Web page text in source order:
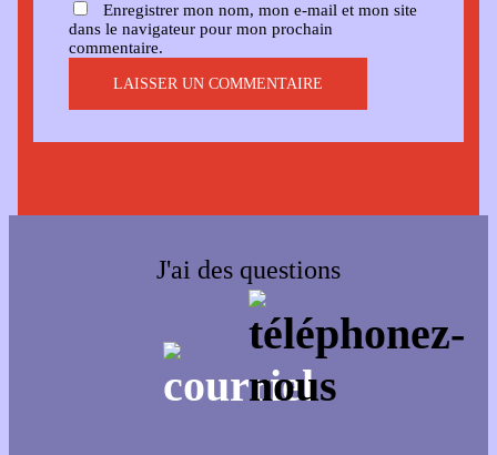
Enregistrer mon nom, mon e-mail et mon site
dans le navigateur pour mon prochain
commentaire.
J'ai des questions